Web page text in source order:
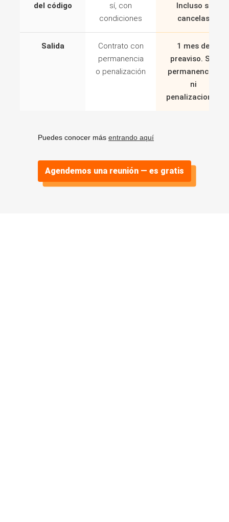
del código
sí, con
condiciones
Incluso si
cancelas
Salida
Contrato con
permanencia
o penalización
1 mes de
preaviso. Sin
permanencias
ni
penalizaciones
Puedes conocer más entrando aquí
Agendemos una reunión — es gratis